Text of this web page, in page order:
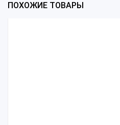
ПОХОЖИЕ ТОВАРЫ